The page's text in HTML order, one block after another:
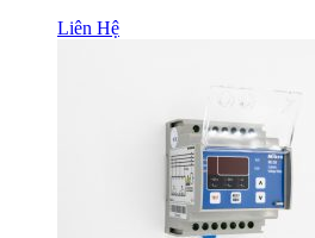
Liên Hệ